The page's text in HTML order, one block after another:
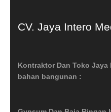
CV. Jaya Intero
Kontraktor Dan Toko
bahan bangunan :